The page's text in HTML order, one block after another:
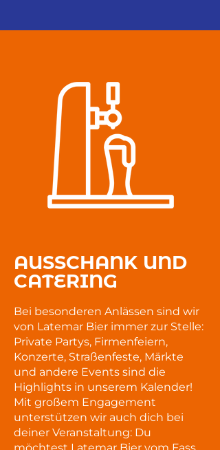
AUSSCHANK UND
CATERING
Bei besonderen Anlässen sind wir
von Latemar Bier immer zur Stelle:
Private Partys, Firmenfeiern,
Konzerte, Straßenfeste, Märkte
und andere Events sind die
Highlights in unserem Kalender!
Mit großem Engagement
unterstützen wir auch dich bei
deiner Veranstaltung: Du